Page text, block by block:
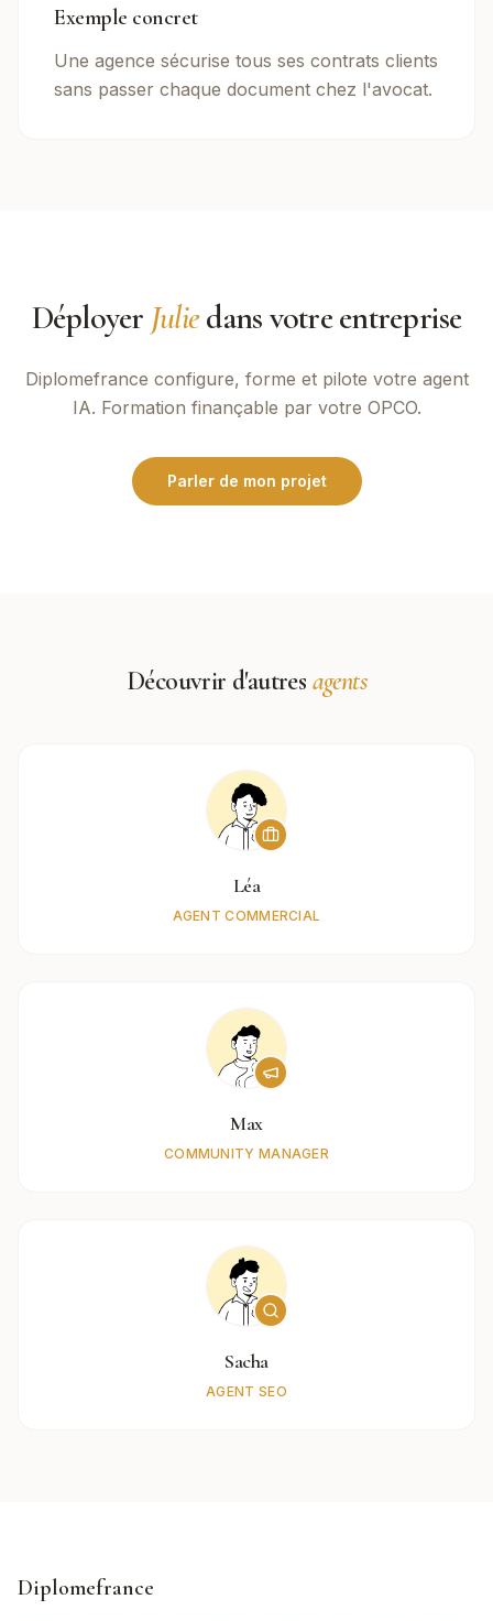
Exemple concret
Une agence sécurise tous ses contrats clients
sans passer chaque document chez l'avocat.
Déployer Juliedans votre entreprise
Diplomefrance configure, forme et pilote votre agent
IA. Formation finançable par votre OPCO.
Parler de mon projet
Découvrir d'autres agents
Léa
AGENT COMMERCIAL
Max
COMMUNITY MANAGER
Sacha
AGENT SEO
Diplomefrance